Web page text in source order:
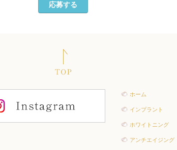
応募する
ホーム
インプラント
ホワイトニング
アンチエイジング